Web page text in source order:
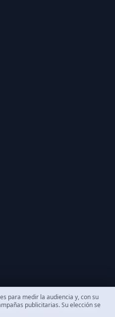
los derechos reservados.
para medir la audiencia y, con su
publicitarias. Su elección se